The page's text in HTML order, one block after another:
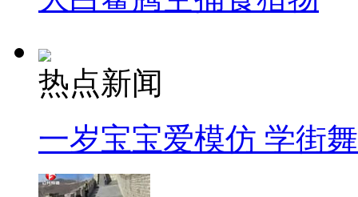
热点新闻
一岁宝宝爱模仿 学街